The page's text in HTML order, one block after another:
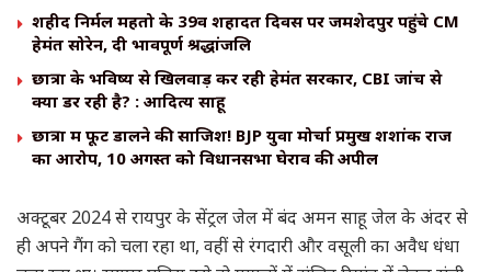
शहीद निर्मल महतो के 39वें शहादत दिवस पर जमशेदपुर पहुंचे CM
हेमंत सोरेन, दी भावपूर्ण श्रद्धांजलि
छात्रों के भविष्य से खिलवाड़ कर रही हेमंत सरकार, CBI जांच से
क्यों डर रही है? : आदित्य साहू
छात्रों में फूट डालने की साजिश! BJP युवा मोर्चा प्रमुख शशांक राज
का आरोप, 10 अगस्त को विधानसभा घेराव की अपील
अक्टूबर 2024 से रायपुर के सेंट्रल जेल में बंद अमन साहू जेल के अंदर से
ही अपने गैंग को चला रहा था, वहीं से रंगदारी और वसूली का अवैध धंधा